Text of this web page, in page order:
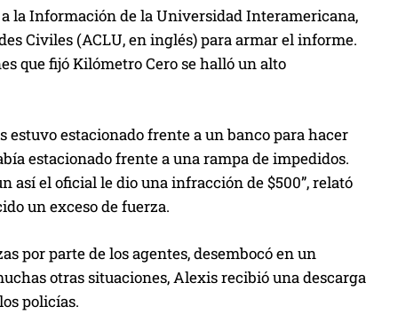
b
a
a
r
a
e
la Información de la Universidad Interamericana,
Civiles (ACLU, en inglés) para armar el informe.
que fijó Kilómetro Cero se halló un alto
estuvo estacionado frente a un banco para hacer
estacionado frente a una rampa de impedidos.
así el oficial le dio una infracción de $500”, relató
un exceso de fuerza.
por parte de los agentes, desembocó en un
otras situaciones, Alexis recibió una descarga
policías.